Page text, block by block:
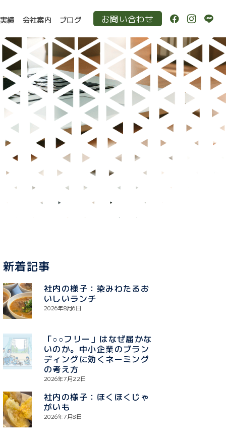
績 会社案内 ブログ お問い合わせ
新着記事
社内の様子：染みわたるお
いしいランチ
2026年8月6日
「○○フリー」はなぜ届かな
いのか。中小企業のブラン
ディングに効くネーミング
の考え方
2026年7月22日
社内の様子：ほくほくじゃ
がいも
2026年7月8日